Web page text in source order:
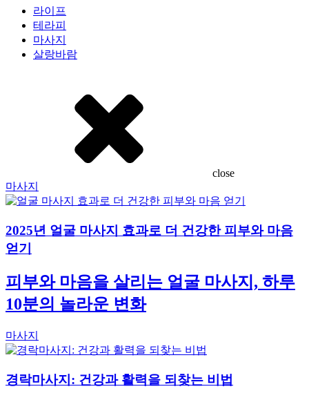
라이프
테라피
마사지
살랑바람
close
마사지
2025년 얼굴 마사지 효과로 더 건강한 피부와 마음
얻기
피부와 마음을 살리는 얼굴 마사지, 하루
10분의 놀라운 변화
마사지
경락마사지: 건강과 활력을 되찾는 비법